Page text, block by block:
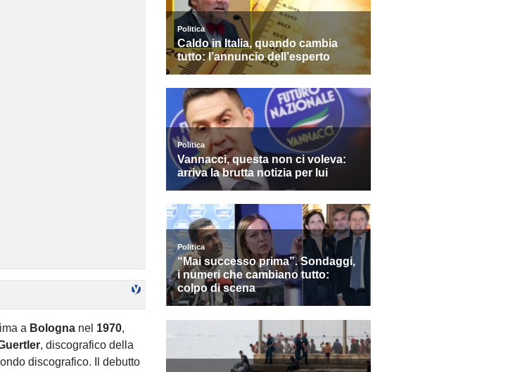
a Bologna nel 1970,
, discografico della
discografico. Il debutto